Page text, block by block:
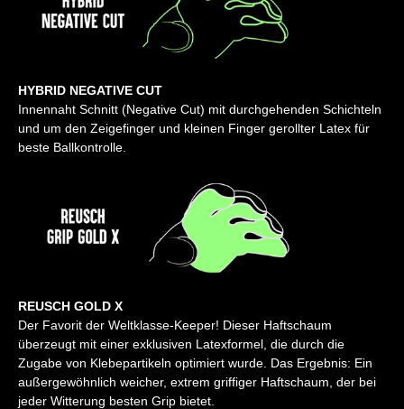
HYBRID NEGATIVE CUT
Innennaht Schnitt (Negative Cut) mit durchgehenden Schichteln
und um den Zeigefinger und kleinen Finger gerollter Latex für
beste Ballkontrolle.
REUSCH GOLD X
Der Favorit der Weltklasse-Keeper! Dieser Haftschaum
überzeugt mit einer exklusiven Latexformel, die durch die
Zugabe von Klebepartikeln optimiert wurde. Das Ergebnis: Ein
außergewöhnlich weicher, extrem griffiger Haftschaum, der bei
jeder Witterung besten Grip bietet.